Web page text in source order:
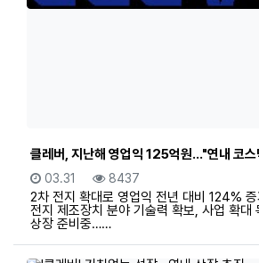
클레버, 지난해 영업익 125억원…"연내 코
등록일
03.31 조회
8437
2차 전지 확대로 영업익 전년 대비 124%
전지 제조장치 분야 기술력 확보, 사업 확대
상장 준비중……